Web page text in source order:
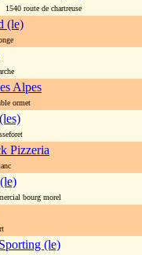
1540 route de chartreuse
(le)
Alpes
ormet
Pizzeria
bourg morel
Sporting (le)